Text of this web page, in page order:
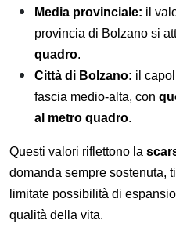
Media provinciale: il
provincia di Bolzano si
quadro.
Città di Bolzano: il
fascia medio-alta, con
al metro quadro.
Questi valori riflettono la
domanda sempre sostenuta,
limitate possibilità di
qualità della vita.